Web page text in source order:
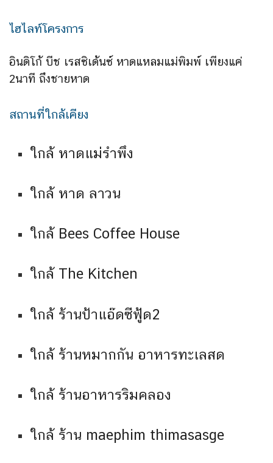
ไฮไลท์โครงการ
อินดิโก้ บีช เรสซิเด้นซ์ หาดแหลมแม่พิมพ์ เพียงแค่
2นาที ถึงชายหาด
สถานที่ใกล้เคียง
ใกล้ หาดแม่รำพึง
ใกล้ หาด ลาวน
ใกล้ Bees Coffee House
ใกล้ The Kitchen
ใกล้ ร้านป้าแอ๊ดซีฟู้ด2
ใกล้ ร้านหมากกัน อาหารทะเลสด
ใกล้ ร้านอาหารริมคลอง
ใกล้ ร้าน maephim thimasasge